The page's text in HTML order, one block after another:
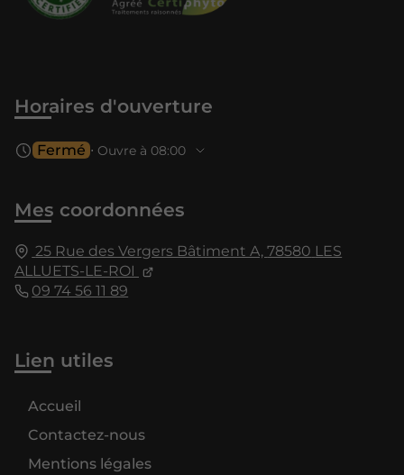
Mes coordonnées
25 Rue des Vergers Bâtiment A,78580 LES
ALLUETS-LE-ROI
09 74 56 11 89
Lien utiles
Accueil
Contactez-nous
Mentions légales
Horaires d'ouverture
Fermé ⋅ Ouvre à 08:00